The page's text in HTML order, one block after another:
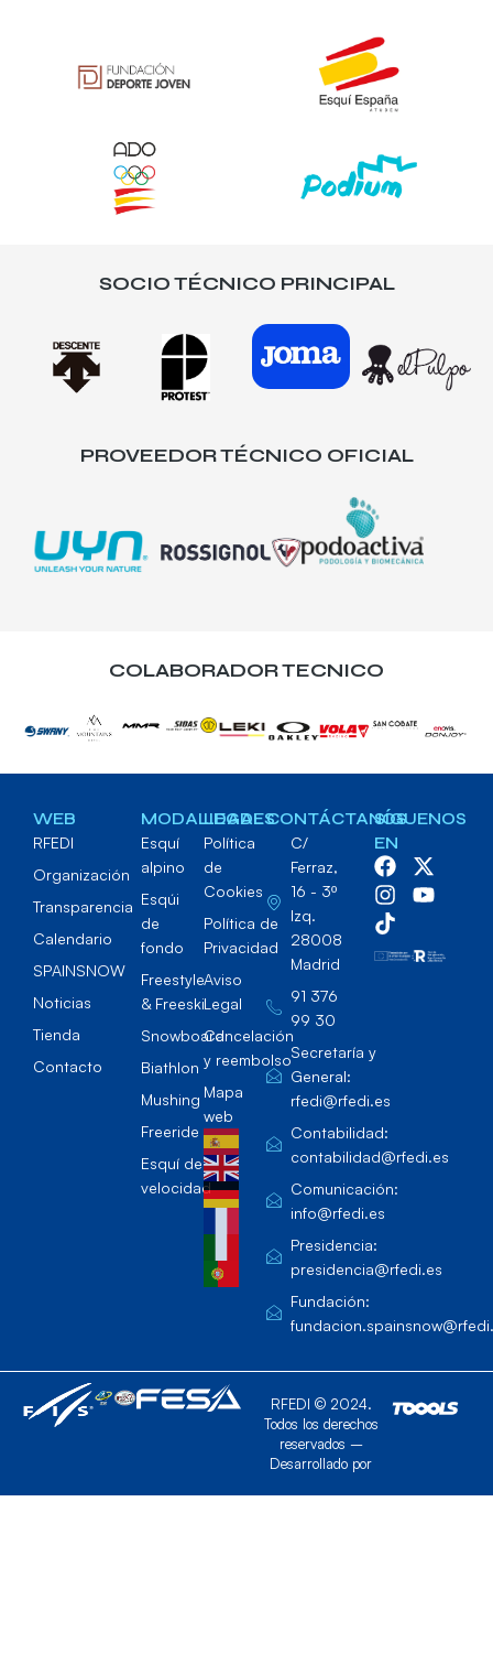
SOCIO TÉCNICO PRINCIPAL
PROVEEDOR TÉCNICO OFICIAL
COLABORADOR TECNICO
WEB
RFEDI
Organización
Transparencia
Calendario
SPAINSNOW
Noticias
Tienda
Contacto
MODALIDADES
Esquí
alpino
Esqúi
de
fondo
Freestyle
& Freeski
Snowboard
Biathlon
Mushing
Freeride
Esquí de
velocidad
LEGAL
Política
de
Cookies
Política de
Privacidad
Aviso
Legal
Cancelación
y reembolso
Mapa
web
CONTÁCTANOS
C/
Ferraz,
16 - 3º
Izq.
28008
Madrid
91 376
99 30
Secretaría y
General:
rfedi@rfedi.es
Contabilidad:
contabilidad@rfedi.es
Comunicación:
info@rfedi.es
Presidencia:
presidencia@rfedi.es
Fundación:
SÍGUENOS
EN
RFEDI © 2024.
Todos los derechos
reservados –
Desarrollado por